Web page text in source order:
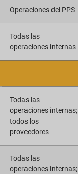
Operaciones del PPS
Todas las
operaciones internas
Todas las
operaciones internas;
todos los
proveedores
Todas las
operaciones internas;